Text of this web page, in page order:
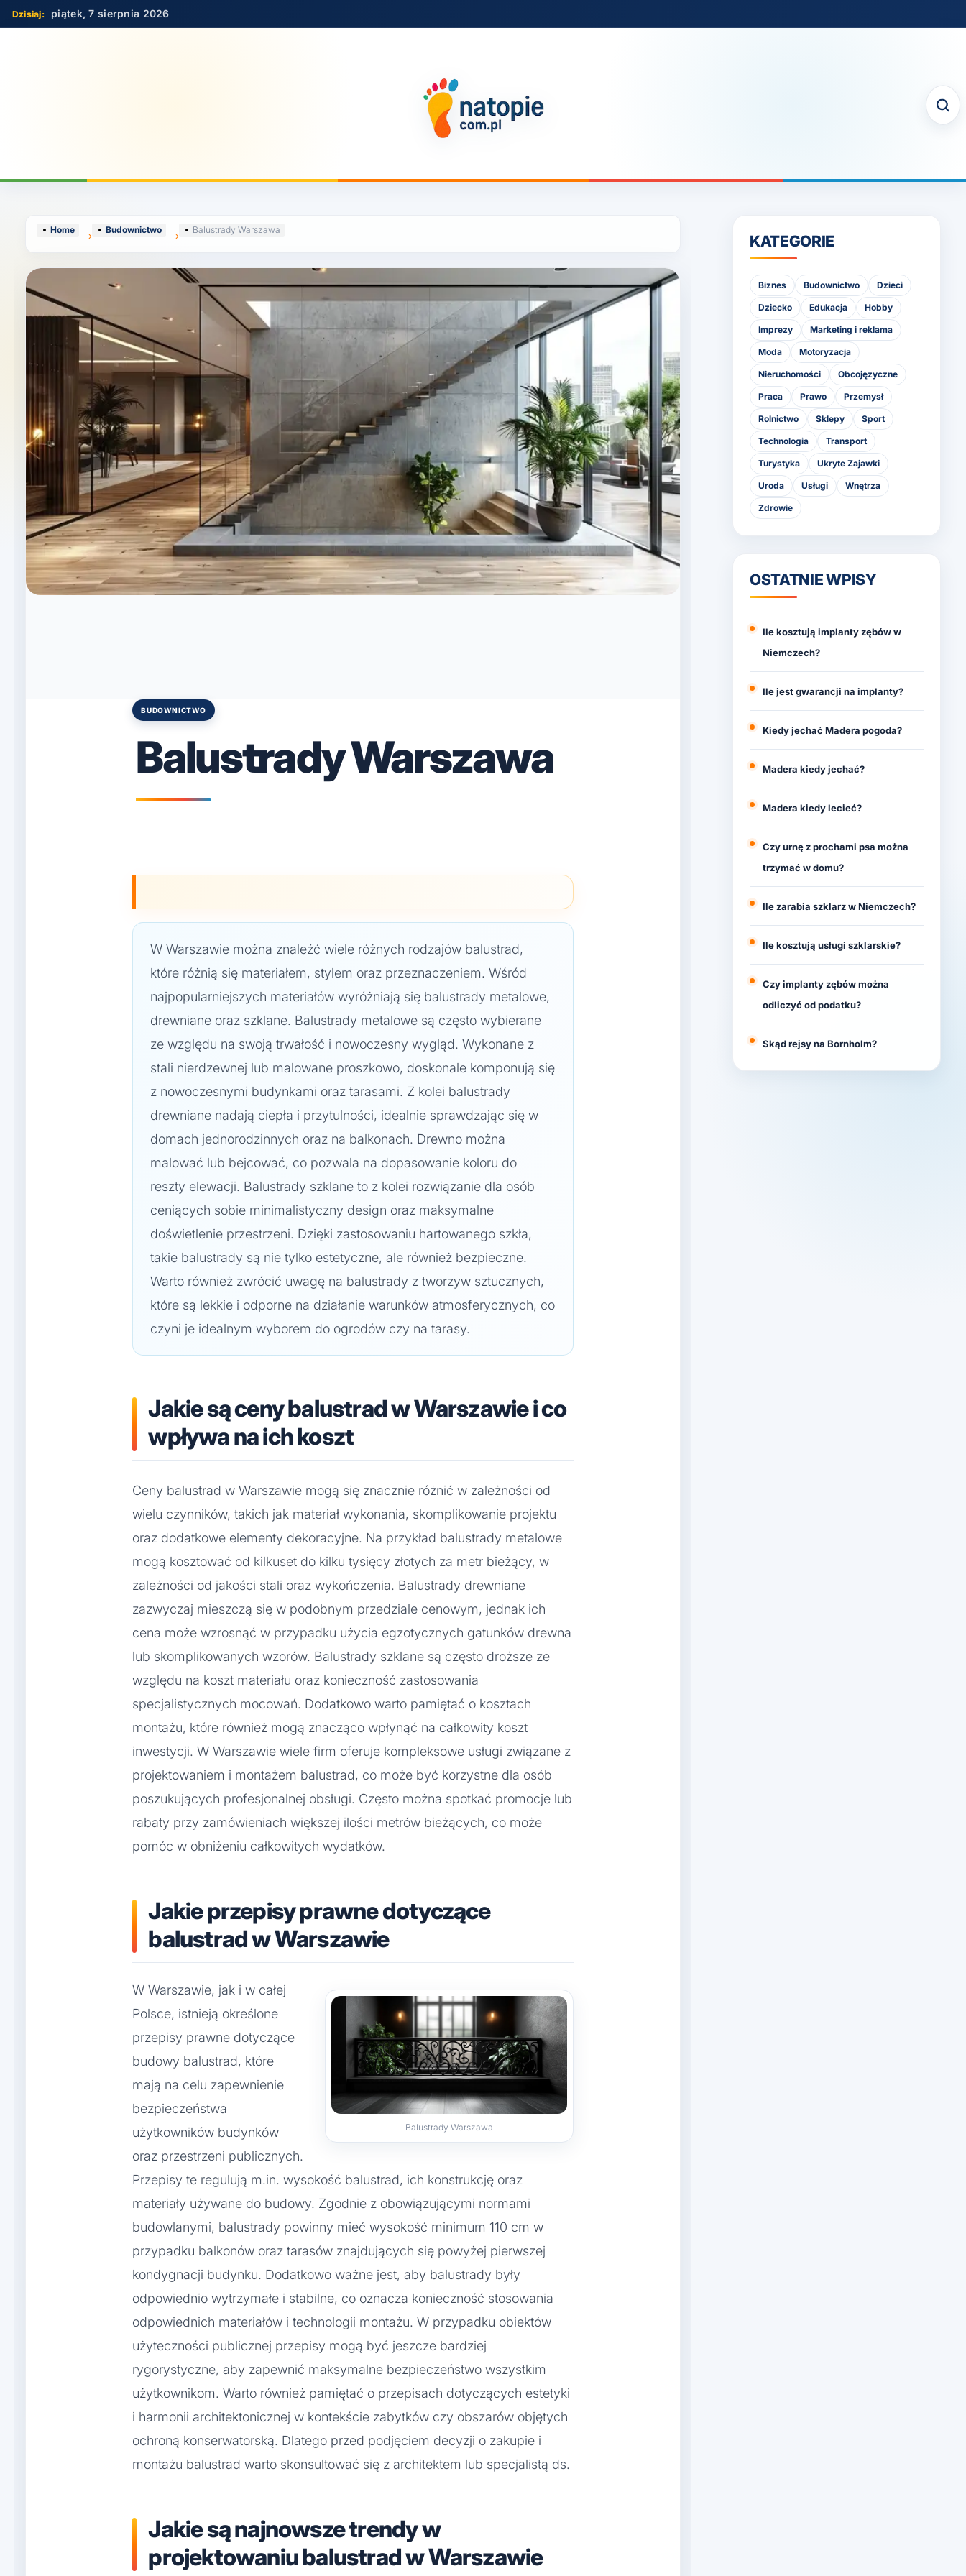
Skip
to
piątek, 7 sierpnia 2026
Home Budownictwo Balustrady Warszawa
Posted
BUDOWNICTWO
Balustrady Warszawa
W Warszawie można znaleźć wiele różnych rodzajów balustrad,
które różnią się materiałem, stylem oraz przeznaczeniem. Wśród
najpopularniejszych materiałów wyróżniają się balustrady metalowe,
drewniane oraz szklane. Balustrady metalowe są często wybierane
ze względu na swoją trwałość i nowoczesny wygląd. Wykonane z
stali nierdzewnej lub malowane proszkowo, doskonale komponują się
z nowoczesnymi budynkami oraz tarasami. Z kolei balustrady
drewniane nadają ciepła i przytulności, idealnie sprawdzając się w
domach jednorodzinnych oraz na balkonach. Drewno można
malować lub bejcować, co pozwala na dopasowanie koloru do
reszty elewacji. Balustrady szklane to z kolei rozwiązanie dla osób
ceniących sobie minimalistyczny design oraz maksymalne
doświetlenie przestrzeni. Dzięki zastosowaniu hartowanego szkła,
takie balustrady są nie tylko estetyczne, ale również bezpieczne.
Warto również zwrócić uwagę na balustrady z tworzyw sztucznych,
które są lekkie i odporne na działanie warunków atmosferycznych, co
czyni je idealnym wyborem do ogrodów czy na tarasy.
Jakie są ceny balustrad w Warszawie i co
wpływa na ich koszt
Ceny balustrad w Warszawie mogą się znacznie różnić w zależności od
wielu czynników, takich jak materiał wykonania, skomplikowanie projektu
oraz dodatkowe elementy dekoracyjne. Na przykład balustrady metalowe
mogą kosztować od kilkuset do kilku tysięcy złotych za metr bieżący, w
zależności od jakości stali oraz wykończenia. Balustrady drewniane
zazwyczaj mieszczą się w podobnym przedziale cenowym, jednak ich
cena może wzrosnąć w przypadku użycia egzotycznych gatunków drewna
lub skomplikowanych wzorów. Balustrady szklane są często droższe ze
względu na koszt materiału oraz konieczność zastosowania
specjalistycznych mocowań. Dodatkowo warto pamiętać o kosztach
montażu, które również mogą znacząco wpłynąć na całkowity koszt
inwestycji. W Warszawie wiele firm oferuje kompleksowe usługi związane z
projektowaniem i montażem balustrad, co może być korzystne dla osób
poszukujących profesjonalnej obsługi. Często można spotkać promocje lub
rabaty przy zamówieniach większej ilości metrów bieżących, co może
pomóc w obniżeniu całkowitych wydatków.
Jakie przepisy prawne dotyczące
balustrad w Warszawie
Balustrady Warszawa
W Warszawie, jak i w całej
Polsce, istnieją określone
przepisy prawne dotyczące
budowy balustrad, które
mają na celu zapewnienie
bezpieczeństwa
użytkowników budynków
oraz przestrzeni publicznych.
Przepisy te regulują m.in. wysokość balustrad, ich konstrukcję oraz
materiały używane do budowy. Zgodnie z obowiązującymi normami
budowlanymi, balustrady powinny mieć wysokość minimum 110 cm w
przypadku balkonów oraz tarasów znajdujących się powyżej pierwszej
kondygnacji budynku. Dodatkowo ważne jest, aby balustrady były
odpowiednio wytrzymałe i stabilne, co oznacza konieczność stosowania
odpowiednich materiałów i technologii montażu. W przypadku obiektów
użyteczności publicznej przepisy mogą być jeszcze bardziej
rygorystyczne, aby zapewnić maksymalne bezpieczeństwo wszystkim
użytkownikom. Warto również pamiętać o przepisach dotyczących estetyki
i harmonii architektonicznej w kontekście zabytków czy obszarów objętych
ochroną konserwatorską. Dlatego przed podjęciem decyzji o zakupie i
montażu balustrad warto skonsultować się z architektem lub specjalistą ds.
Jakie są najnowsze trendy w
projektowaniu balustrad w Warszawie
KATEGORIE
Biznes Budownictwo Dzieci
Dziecko Edukacja Hobby
Imprezy Marketing i reklama
Moda Motoryzacja
Nieruchomości Obcojęzyczne
Praca Prawo Przemysł
Rolnictwo Sklepy Sport
Technologia Transport
Turystyka Ukryte Zajawki
Uroda Usługi Wnętrza
Zdrowie
OSTATNIE WPISY
Ile kosztują implanty zębów w
Niemczech?
Ile jest gwarancji na implanty?
Kiedy jechać Madera pogoda?
Madera kiedy jechać?
Madera kiedy lecieć?
Czy urnę z prochami psa można
trzymać w domu?
Ile zarabia szklarz w Niemczech?
Ile kosztują usługi szklarskie?
Czy implanty zębów można
odliczyć od podatku?
Skąd rejsy na Bornholm?